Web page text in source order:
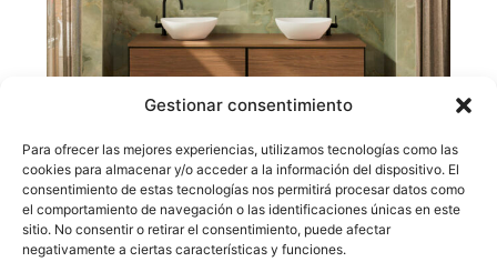
Gestionar consentimiento
Para ofrecer las mejores experiencias, utilizamos tecnologías como las
cookies para almacenar y/o acceder a la información del dispositivo. El
consentimiento de estas tecnologías nos permitirá procesar datos como
el comportamiento de navegación o las identificaciones únicas en este
sitio. No consentir o retirar el consentimiento, puede afectar
negativamente a ciertas características y funciones.